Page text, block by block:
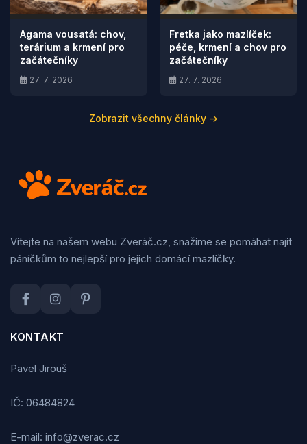
Agama vousatá: chov,
terárium a krmení pro
začátečníky
27. 7. 2026
Fretka jako mazlíček:
péče, krmení a chov pro
začátečníky
27. 7. 2026
Zobrazit všechny články →
Vítejte na našem webu Zveráč.cz, snažíme se pomáhat najít
páníčkům to nejlepší pro jejich domácí mazlíčky.
KONTAKT
Pavel Jirouš
IČ: 06484824
E-mail: info@zverac.cz